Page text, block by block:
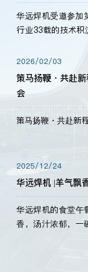
华远焊机受邀参加
行业33载的技术
2026/02/03
策马扬鞭・共赴
会
策马扬鞭・共赴新
2025/12/24
华远焊机 |羊气飘
华远焊机的食堂午
香，汤汁浓郁，一